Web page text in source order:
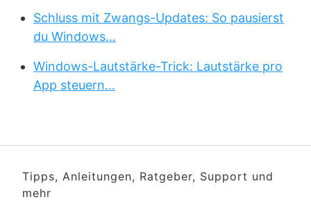
Schluss mit Zwangs-Updates: So pausierst
du Windows…
Windows-Lautstärke-Trick: Lautstärke pro
App steuern…
Tipps, Anleitungen, Ratgeber, Support und
mehr